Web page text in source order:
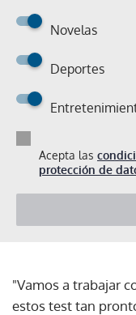
Novelas
Deportes
Acepta las
protección de
"Vamos a trabajar
estos test tan